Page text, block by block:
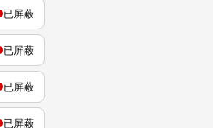
已屏蔽
已屏蔽
已屏蔽
已屏蔽